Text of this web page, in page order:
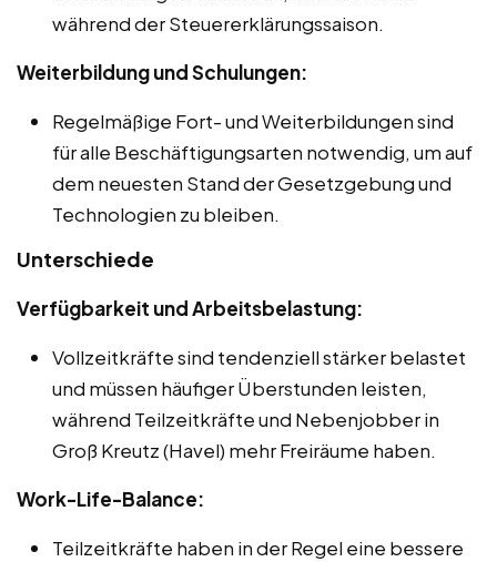
während der Steuererklärungssaison.
Weiterbildung und Schulungen:
Regelmäßige Fort- und Weiterbildungen sind
für alle Beschäftigungsarten notwendig, um auf
dem neuesten Stand der Gesetzgebung und
Technologien zu bleiben.
Unterschiede
Verfügbarkeit und Arbeitsbelastung:
Vollzeitkräfte sind tendenziell stärker belastet
und müssen häufiger Überstunden leisten,
während Teilzeitkräfte und Nebenjobber in
Groß Kreutz (Havel) mehr Freiräume haben.
Work-Life-Balance:
Teilzeitkräfte haben in der Regel eine bessere